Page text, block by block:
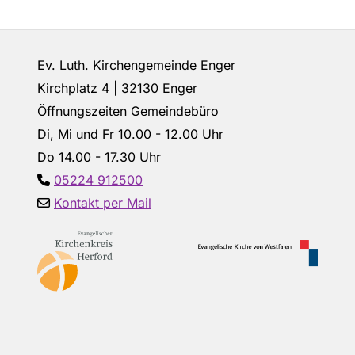
Ev. Luth. Kirchengemeinde Enger
Kirchplatz 4 | 32130 Enger
Öffnungszeiten Gemeindebüro
Di, Mi und Fr 10.00 - 12.00 Uhr
Do 14.00 - 17.30 Uhr
 05224 912500
 Kontakt per Mail